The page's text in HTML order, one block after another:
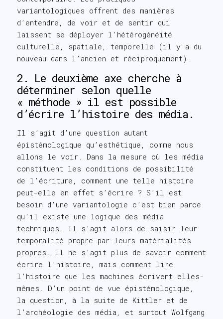
variantologiques offrent des manières
d’entendre, de voir et de sentir qui
laissent se déployer l’hétérogénéité
culturelle, spatiale, temporelle (il y a du
nouveau dans l’ancien et réciproquement).
2. Le deuxième axe cherche à
déterminer selon quelle
« méthode » il est possible
d’écrire l’histoire des média.
Il s’agit d’une question autant
épistémologique qu’esthétique, comme nous
allons le voir. Dans la mesure où les média
constituent les conditions de possibilité
de l’écriture, comment une telle histoire
peut-elle en effet s’écrire ? S’il est
besoin d’une variantologie c’est bien parce
qu’il existe une logique des média
techniques. Il s’agit alors de saisir leur
temporalité propre par leurs matérialités
propres. Il ne s’agit plus de savoir comment
écrire l’histoire, mais comment lire
l’histoire que les machines écrivent elles-
mêmes. D’un point de vue épistémologique,
la question, à la suite de Kittler et de
l’archéologie des média, et surtout Wolfgang